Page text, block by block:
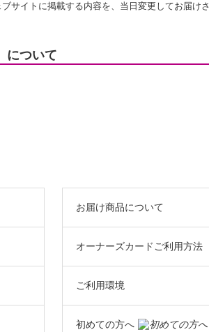
サイトに掲載する内容を、当日変更してお届け
について
お届け商品について
オーナーズカードご利用方法
ご利用環境
初めての方へ